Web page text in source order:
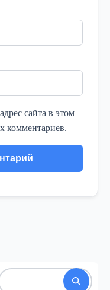
сайта в этом
комментариев.